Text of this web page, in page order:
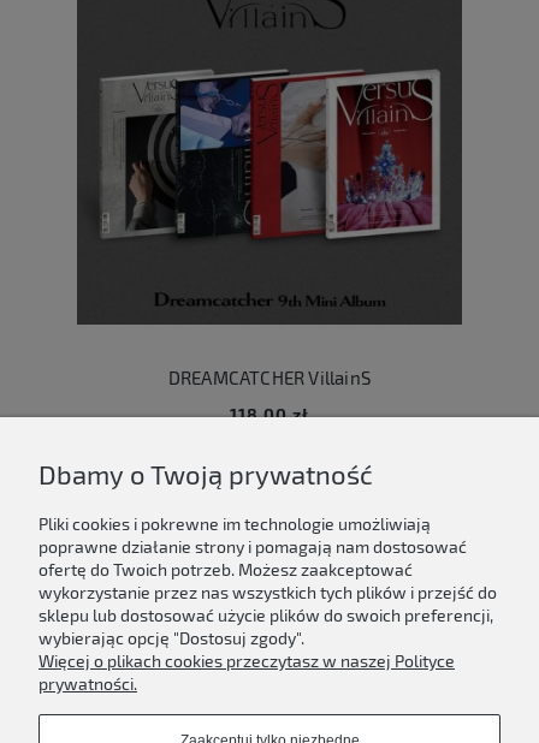
DREAMCATCHER VillainS
118,00 zł
Do koszyka
Newsletter
Podaj swój adres e-mail, jeżeli chcesz otrzymywać
informacje o nowościach i promocjach.
Dbamy o Twoją prywatność
Pliki cookies i pokrewne im technologie umożliwiają
poprawne działanie strony i pomagają nam dostosować
ofertę do Twoich potrzeb. Możesz zaakceptować
wykorzystanie przez nas wszystkich tych plików i przejść do
sklepu lub dostosować użycie plików do swoich preferencji,
wybierając opcję "Dostosuj zgody".
Więcej o plikach cookies przeczytasz w naszej Polityce
prywatności.